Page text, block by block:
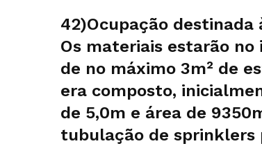
42)Ocupação
Os materiais estarão
de no máximo 3m² de
era composto,
de 5,0m e área de
tubulação de sprinklers